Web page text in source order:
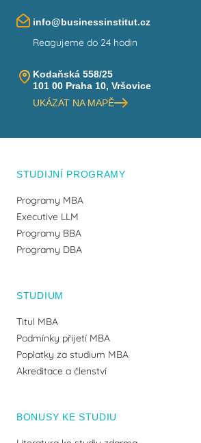
info@businessinstitut.cz
Reagujeme do 24 hodin
Kodaňská 558/25
101 00 Praha 10, Vršovice
UKÁZAT NA MAPĚ
STUDIJNÍ PROGRAMY
Programy MBA
Executive LLM
Programy BBA
Programy DBA
STUDIUM
Titul MBA
Podmínky přijetí MBA
Poplatky za studium MBA
Akreditace a členství
BONUSY KE STUDIU